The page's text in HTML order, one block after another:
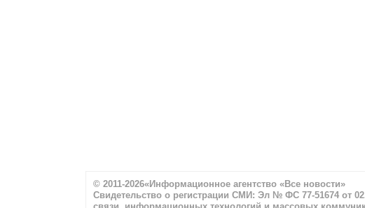
© 2011-2026«Информационное агентство «Все новости»
Свидетельство о регистрации СМИ: Эл № ФС 77-51674 от